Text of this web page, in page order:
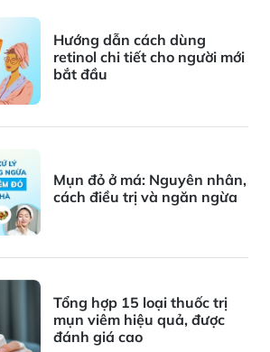
Hướng dẫn cách dùng
retinol chi tiết cho người mới
bắt đầu
Mụn đỏ ở má: Nguyên nhân,
cách điều trị và ngăn ngừa
Tổng hợp 15 loại thuốc trị
mụn viêm hiệu quả, được
đánh giá cao